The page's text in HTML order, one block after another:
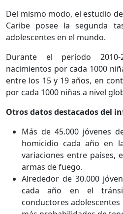
Del mismo modo, el estudio
Caribe posee la segunda
adolescentes en el mundo.
Durante el período
nacimientos por cada 1000
entre los 15 y 19 años, en
por cada 1000 niñas a nivel
Otros datos destacados del
Más de 45.000 jóvenes
homicidio cada año en
variaciones entre países,
armas de fuego.
Alrededor de 30.000
cada año en el
conductores